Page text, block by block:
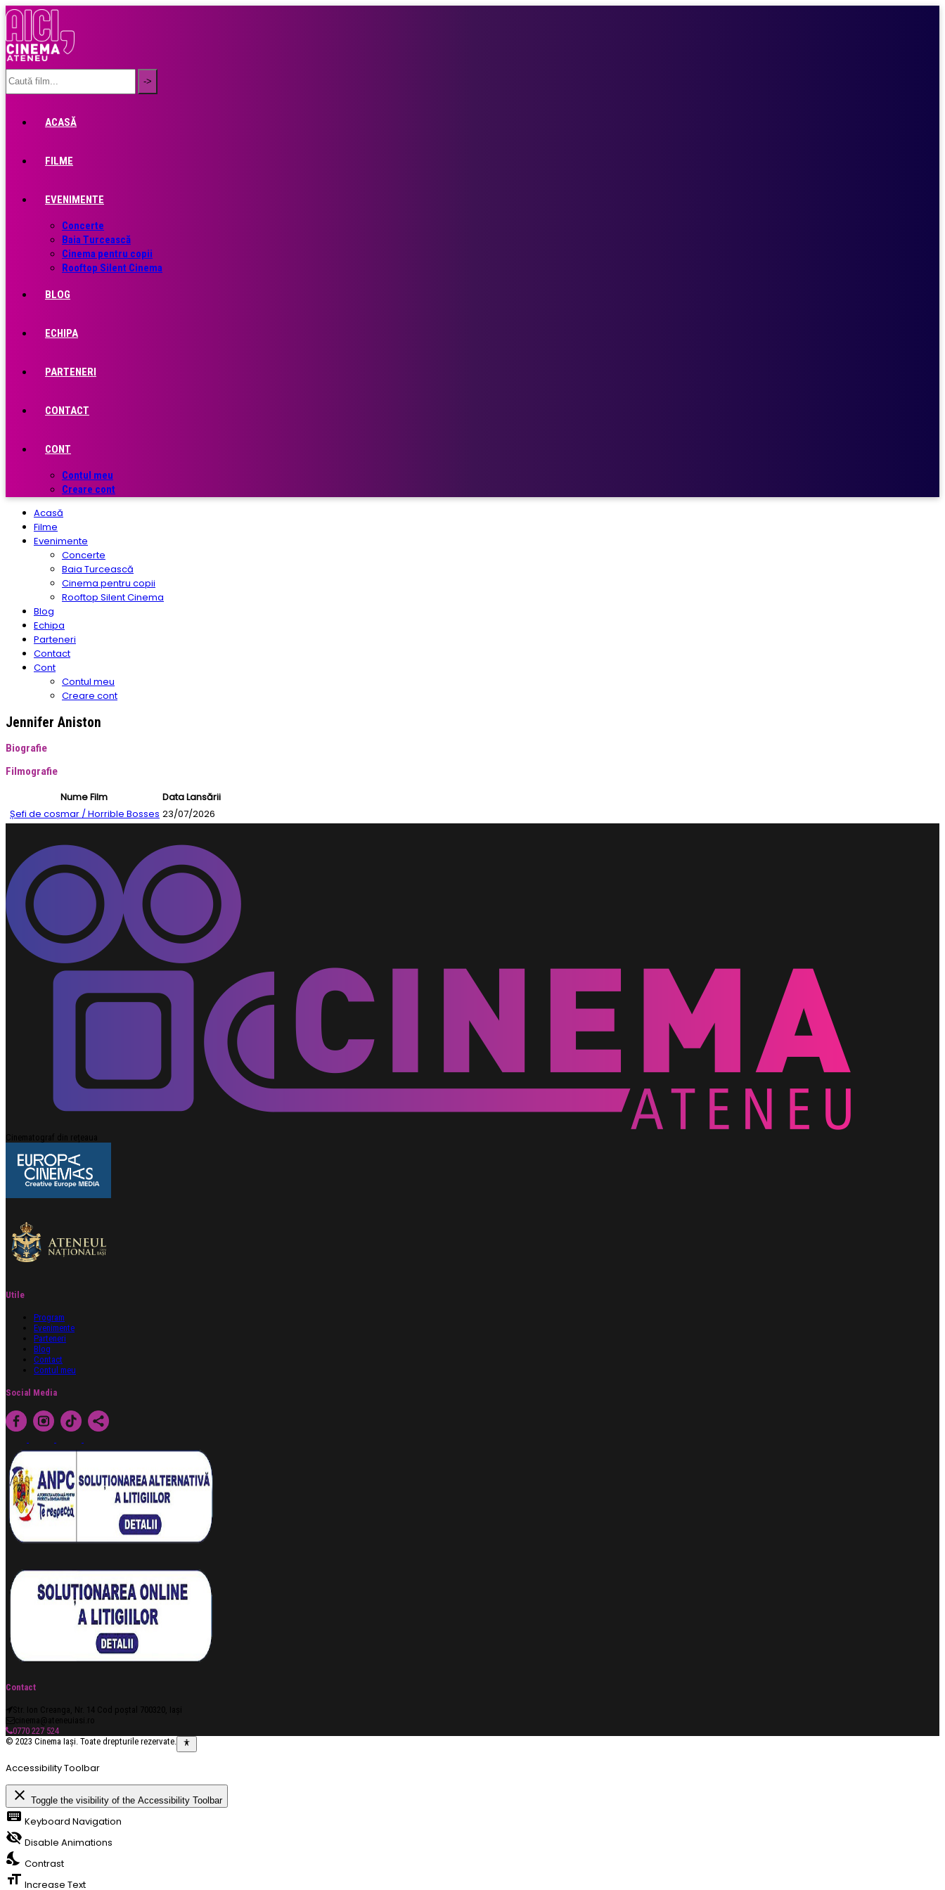
ACASĂ
FILME
EVENIMENTE
Concerte
Baia Turcească
Cinema pentru copii
Rooftop Silent Cinema
BLOG
ECHIPA
PARTENERI
CONTACT
CONT
Contul meu
Creare cont
Acasă
Filme
Evenimente
Concerte
Baia Turcească
Cinema pentru copii
Rooftop Silent Cinema
Blog
Echipa
Parteneri
Contact
Cont
Contul meu
Creare cont
Jennifer Aniston
Biografie
Filmografie
Nume Film
Data Lansării
Șefi de coșmar / Horrible Bosses 23/07/2026
Cinematograf din rețeaua
Utile
Program
Evenimente
Parteneri
Blog
Contact
Contul meu
Social Media
Contact
Str. Ion Creanga, Nr. 14 Cod poștal 700320, Iași
cinema@ateneuiasi.ro
0770 227 524
© 2023 Cinema Iași. Toate drepturile rezervate.
Accessibility Toolbar
close Toggle the visibility of the Accessibility Toolbar
keyboard Keyboard Navigation
visibility_off Disable Animations
nights_stay Contrast
format_size Increase Text